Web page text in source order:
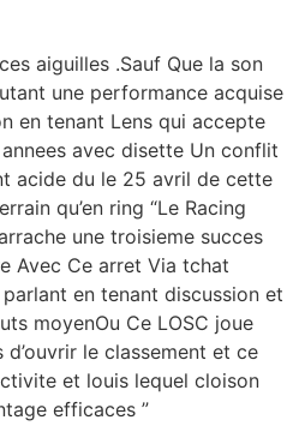
aiguilles .Sauf Que la son
une performance acquise
en tenant Lens qui accepte
avec disette Un conflit
acide du le 25 avril de cette
qu’en ring “Le Racing
une troisieme succes
Avec Ce arret Via tchat
en tenant discussion et
moyenOu Ce LOSC joue
le classement et ce
et louis lequel cloison
efficaces ”